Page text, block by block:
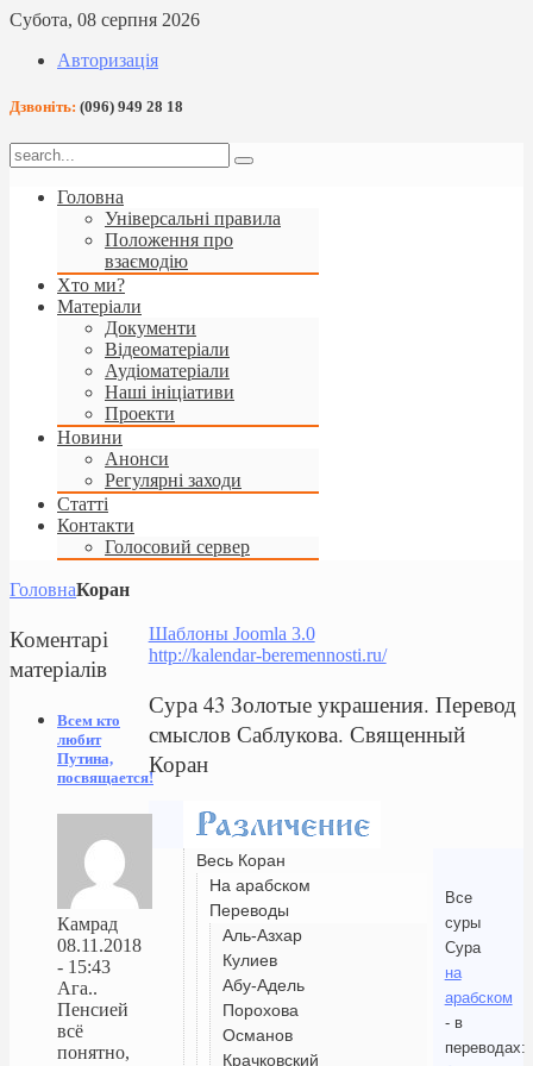
Субота, 08 серпня 2026
Авторизація
Дзвоніть: (096) 949 28 18
Головна
Універсальні правила
Положення про
взаємодію
Хто ми?
Матеріали
Документи
Відеоматеріали
Аудіоматеріали
Наші ініціативи
Проекти
Новини
Анонси
Регулярні заходи
Статті
Контакти
Голосовий сервер
ГоловнаКоран
Шаблоны Joomla 3.0
http://kalendar-beremennosti.ru/
Сура 43 Золотые украшения. Перевод
смыслов Саблукова. Священный
Коран
Весь Коран
На арабском
Переводы
Аль-Азхар
Кулиев
Абу-Адель
Порохова
Османов
Крачковский
Все
суры
Сура
на
арабском
- в
переводах:
Коментарі
матеріалів
Всем кто
любит
Путина,
посвящается!
Камрад
08.11.2018
- 15:43
Ага..
Пенсией
всё
понятно,